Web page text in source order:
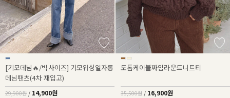
[기모데님🔥/빅사이즈] 기모워싱일자롱
데님팬츠(4차 재입고)
29,900원 / 14,900원
도톰케이블짜임라운드니트티
35,500원 / 16,900원